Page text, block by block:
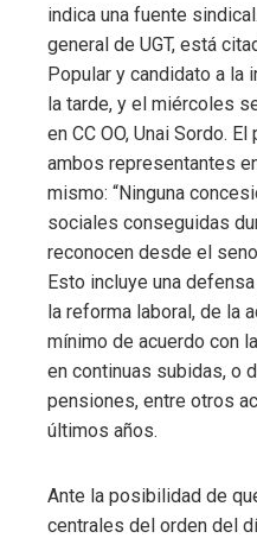
indica una fuente
general de UGT, está
Popular y candidato a la
la tarde, y el miércoles
en CC OO, Unai Sordo.
ambos representantes
mismo: “Ninguna
sociales conseguidas
reconocen desde el
Esto incluye una
la reforma laboral, de la
mínimo de acuerdo con
en continuas subidas, o
pensiones, entre otros
últimos años.
Ante la posibilidad de
centrales del orden del